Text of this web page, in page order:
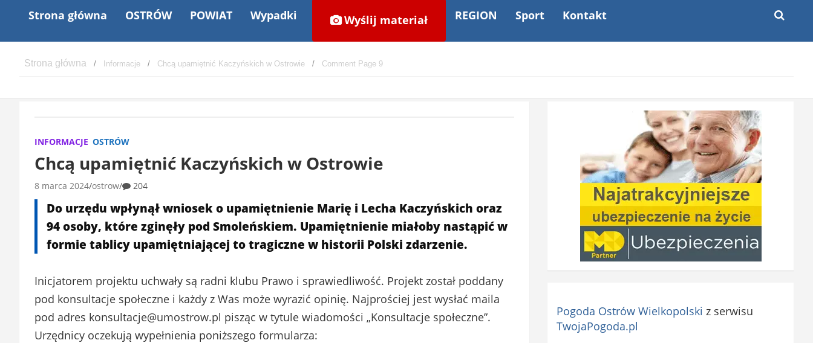
Strona główna OSTRÓW POWIAT Wypadki Wyślij materiał REGION Sport Kontakt
Informacje Chcą upamiętnić Kaczyńskich w Ostrowie Comment Page 9
INFORMACJE OSTRÓW
Chcą upamiętnić Kaczyńskich w Ostrowie
8 marca 2024 ostrow 204
Do urzędu wpłynął wniosek o upamiętnienie Marię i Lecha Kaczyńskich oraz
94 osoby, które zginęły pod Smoleńskiem. Upamiętnienie miałoby nastąpić w
formie tablicy upamiętniającej to tragiczne w historii Polski zdarzenie.
Inicjatorem projektu uchwały są radni klubu Prawo i sprawiedliwość. Projekt został poddany
pod konsultacje społeczne i każdy z Was może wyrazić opinię. Najprościej jest wysłać maila
pod adres konsultacje@umostrow.pl pisząc w tytule wiadomości „Konsultacje społeczne”.
Urzędnicy oczekują wypełnienia poniższego formularza:
Pogoda Ostrów Wielkopolski z serwisu
TwojaPogoda.pl